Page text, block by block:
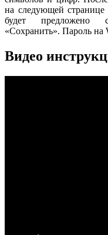
на следующей странице
будет предложено
«Сохранить». Пароль на
Видео